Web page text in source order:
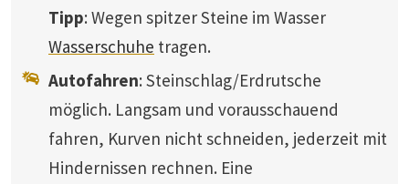
Tipp: Wegen spitzer Steine im Wasser
Wasserschuhe tragen.
Autofahren: Steinschlag/Erdrutsche
möglich. Langsam und vorausschauend
fahren, Kurven nicht schneiden, jederzeit mit
Hindernissen rechnen. Eine